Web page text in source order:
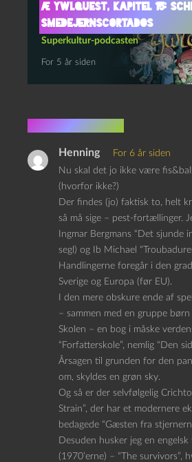
Æ YwlQuest, kapitel 15:
smedejernscortados
Superkultur-podcasten
For 5 år siden
4 kommentarer
Henning
For 6 år siden
Nu skal det jo ikke være
(hvorfor ikke?)
Der findes (jo) faktisk to, helt
så må sige – pest-fortællinger.
Ingmar Bergmans “Det sjunde
segl) og Ib Michael
Handlingerne foregår i den
Sverige og Europa (før EU).
I den mere obskure ende af
– sammen med en gruppe børn
Skolen – en bog i måske
“Forfatterskole”, nemlig “Den
Årsagen til grunden for den
om, skyldes en grøn sky.
Og så er der selvfølgelig
Strain”, der har et modernere
bedagede “Gæsten fra
Desuden husker jeg en
(1970’erne) – “The survivors”,